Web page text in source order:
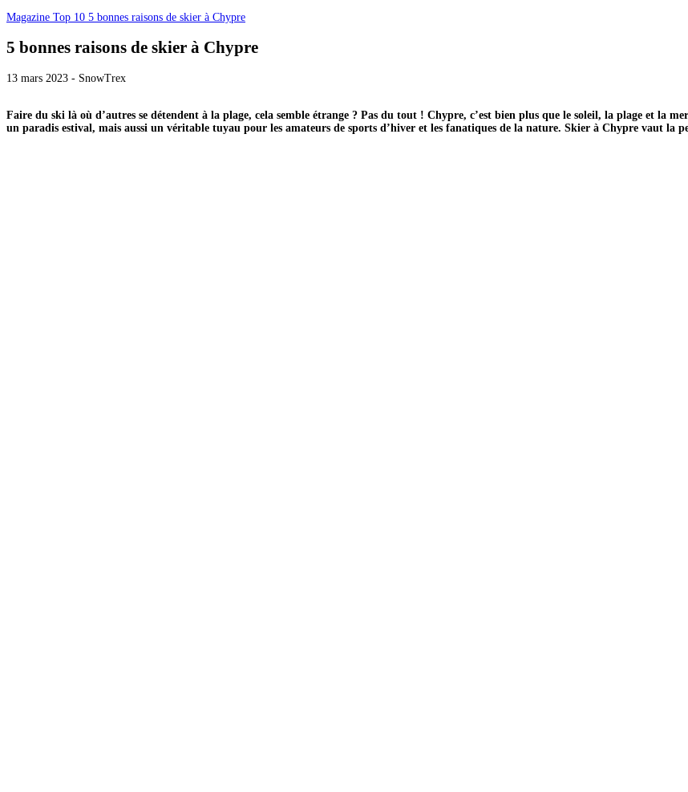
Magazine Top 10 5 bonnes raisons de skier à Chypre
5 bonnes raisons de skier à Chypre
13 mars 2023 - SnowTrex
Faire du ski là où d’autres se détendent à la plage, cela semble étrange ? Pas du tout ! Chypre, c’est bien plus que le soleil, la plage et la
un paradis estival, mais aussi un véritable tuyau pour les amateurs de sports d’hiver et les fanatiques de la nature. Skier à Chypre vaut la